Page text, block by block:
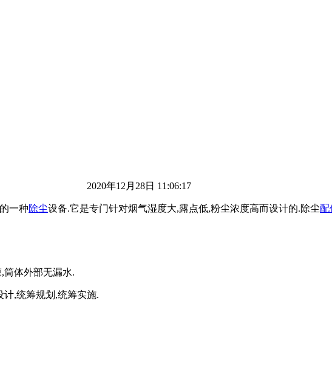
2020年12月28日 11:06:17
一种除尘设备.它是专门针对烟气湿度大,露点低,粉尘浓度高而设计的.除尘配
体外部无漏水.
计,统筹规划,统筹实施.